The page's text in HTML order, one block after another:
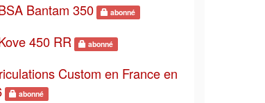
Bantam 350
abonné
450 RR abonné
Custom en France en
abonné